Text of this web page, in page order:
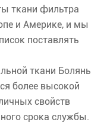
ткани фильтра
и Америке, и мы
поставлять
ткани Болянь
более высокой
свойств
срока службы.